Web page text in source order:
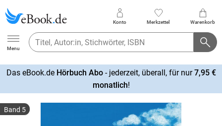
Ebook.de
Menu
Konto Merkzettel Warenkorb
Das eBook.de Hörbuch Abo- jederzeit, überall, für nur7,95 €
monatlich!
Band 5